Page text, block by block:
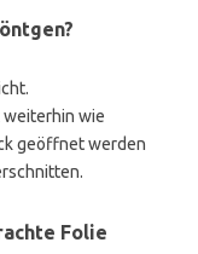
weiterhin wie
geöffnet werden
Folie